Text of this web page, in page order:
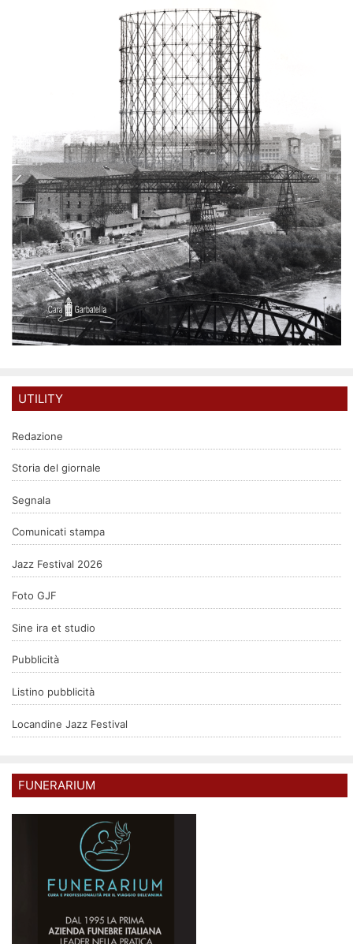
UTILITY
Redazione
Storia del giornale
Segnala
Comunicati stampa
Jazz Festival 2026
Foto GJF
Sine ira et studio
Pubblicità
Listino pubblicità
Locandine Jazz Festival
FUNERARIUM